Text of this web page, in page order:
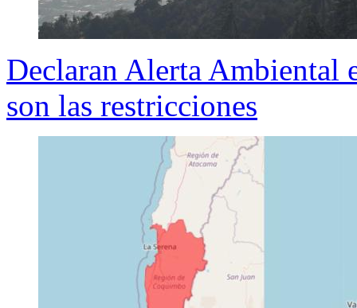
Declaran Alerta Ambiental
son las restricciones